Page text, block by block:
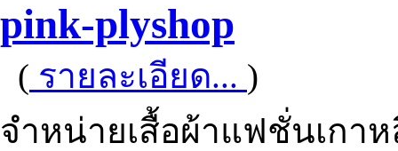
pink-plyshop
( รายละเอียด... )
จำหน่ายเสื้อผ้าแฟชั่นเกา